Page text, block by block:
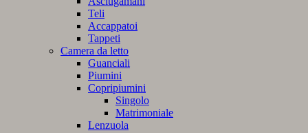
Teli
Accappatoi
Tappeti
Camera da letto
Guanciali
Piumini
Copripiumini
Singolo
Matrimoniale
Lenzuola